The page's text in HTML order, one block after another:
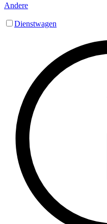
Andere
Dienstwagen